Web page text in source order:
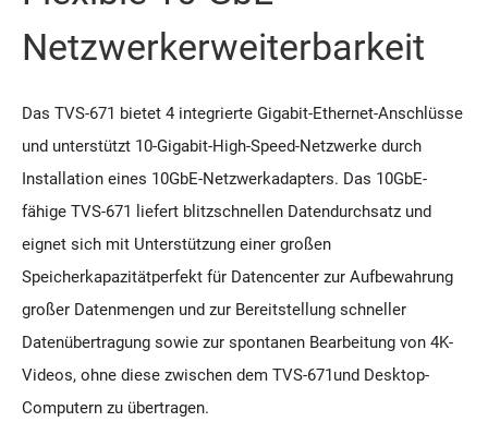
Netzwerkerweiterbarkeit
Das TVS-671 bietet 4 integrierte Gigabit-Ethernet-Anschlüsse
und unterstützt 10-Gigabit-High-Speed-Netzwerke durch
Installation eines 10GbE-Netzwerkadapters. Das 10GbE-
fähige TVS-671 liefert blitzschnellen Datendurchsatz und
eignet sich mit Unterstützung einer großen
Speicherkapazitätperfekt für Datencenter zur Aufbewahrung
großer Datenmengen und zur Bereitstellung schneller
Datenübertragung sowie zur spontanen Bearbeitung von 4K-
Videos, ohne diese zwischen dem TVS-671und Desktop-
Computern zu übertragen.